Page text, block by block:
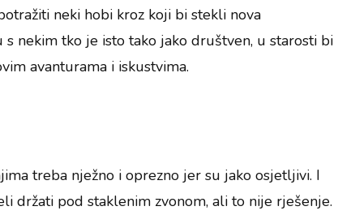
neki hobi kroz koji bi stekli nova
s nekim tko je isto tako jako društven, u starosti bi
avanturama i iskustvima.
treba nježno i oprezno jer su jako osjetljivi. I
držati pod staklenim zvonom, ali to nije rješenje.